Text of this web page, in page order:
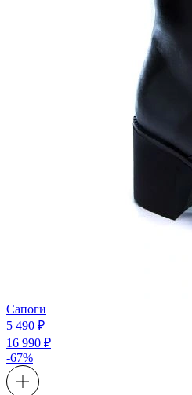
Сапоги
5 490 ₽
16 990 ₽
-67%